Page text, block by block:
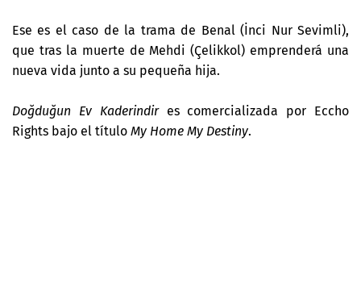
Ese es el caso de la trama de Benal (İnci Nur Sevimli),
que tras la muerte de Mehdi (Çelikkol) emprenderá una
nueva vida junto a su pequeña hija.
Doğduğun Ev Kaderindires comercializada por Eccho
Rights bajo el título My Home My Destiny.